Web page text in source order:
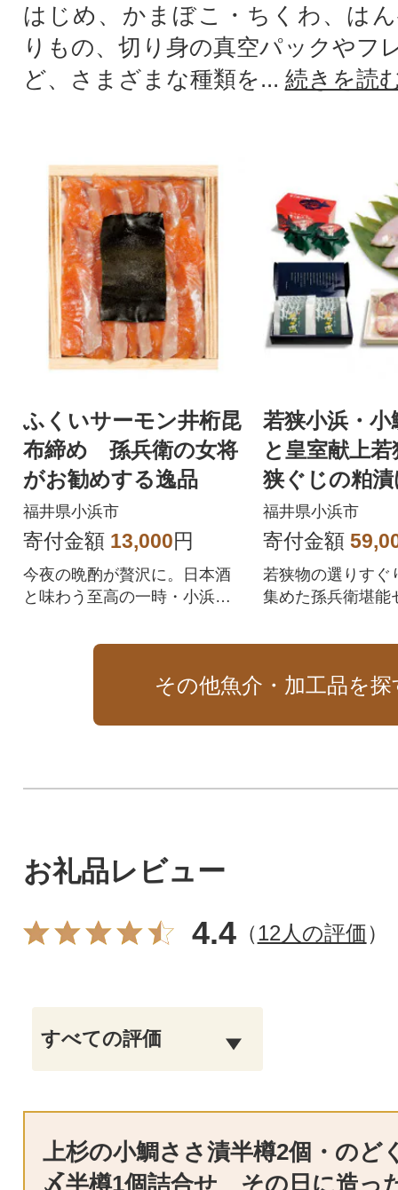
はじめ、かまぼこ・ちくわ、は
りもの、切り身の真空パックやフ
ど、さまざまな種類を... 続きを読
ふくいサーモン井桁昆
布締め 孫兵衛の女将
がお勧めする逸品
福井県小浜市
寄付金額 13,000円
今夜の晩酌が贅沢に。日本酒
と味わう至高の一時・小浜の
っちりとろとろの旨味
若狭小浜・小
と皇室献上
狭ぐじの粕
物の蒸し物
福井県小浜市
寄付金額
若狭物の選りすぐ
集めた孫兵衛堪能
その他魚介・加工品を探
お礼品レビュー
4.4（12人の評価）
上杉の小鯛ささ漬半樽2個・のど
〆半樽1個詰合せ その日に造っ